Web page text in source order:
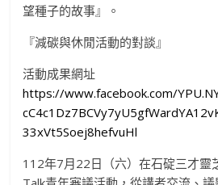
望種子的故事』。
『減碳與休閒活動的對談』
活動成果網址
https://www.facebook.com/
33xVt5Soej8hefvuHl
112年7月22日（六）在石碇三才靈